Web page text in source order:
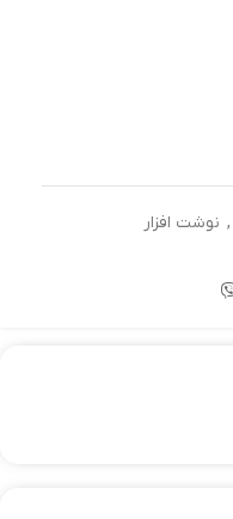
, نوشت افزار